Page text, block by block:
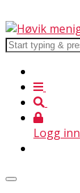
Logg inn